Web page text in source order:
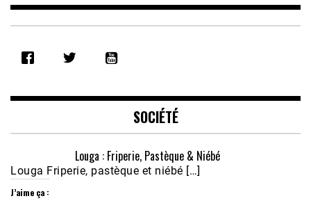
RSS FEED
EMBED
Feb 16, 2021 • 28:08
SOCIÉTÉ
Louga : Friperie, Pastèque & Niébé
Louga Friperie, pastèque et niébé […]
J’aime ça :